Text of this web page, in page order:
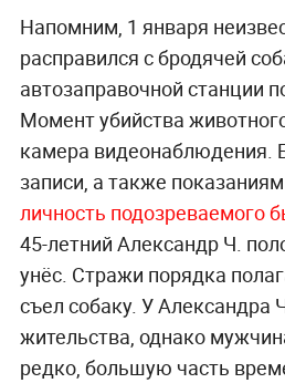
Напомним, 1 января
расправился с бродячей
автозаправочной станции
Момент убийства
камера видеонаблюдения.
записи, а также
личность подозреваемого
45-летний Александр Ч.
унёс. Стражи порядка
съел собаку. У Александра
жительства, однако
редко, большую часть